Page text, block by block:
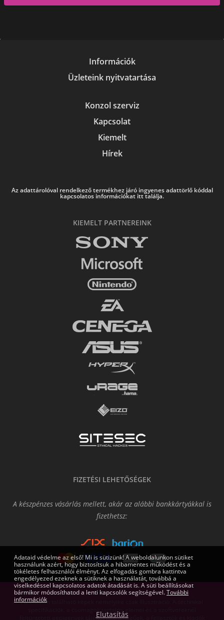
Információk
Üzleteink nyitvatartása
Konzol szerviz
Kapcsolat
Kiemelt
Hírek
Az adattárolóval rendelkező termékhez járó ingyenes adattörlő kóddal
kapcsolatos információkat itt találja.
KIEMELT PARTNEREINK
FIZETÉSI LEHETŐSÉGEK
A készpénzes vásárlás mellett, akár az alábbi bankkártyákkal is
fizethetsz:
Az oldalon található képek némelyike csak illusztráció. A technikai
specifikációk, a csomagok tartalmi elemei és a szoftvereknél
feltüntetett gépigények tájékoztató jellegűek, a fejlesztők és kiadók
Adataid védelme az első! Mi is sütizünk! A weboldalunkon sütiket
használunk azért, hogy biztosítsuk a hibamentes működést és a
tökéletes felhasználói élményt. Az elfogadás gombra kattintva
engedélyezed ezeknek a sütiknek a használatát, továbbá a
viselkedéssel kapcsolatos adatok átadását is. A süti beállításokat
bármikor módosíthatod a lenti kapcsolók segítségével.További
információk
Elutasítás